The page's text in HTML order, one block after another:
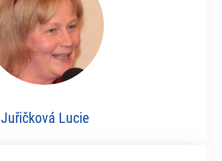
Juřičková Lucie